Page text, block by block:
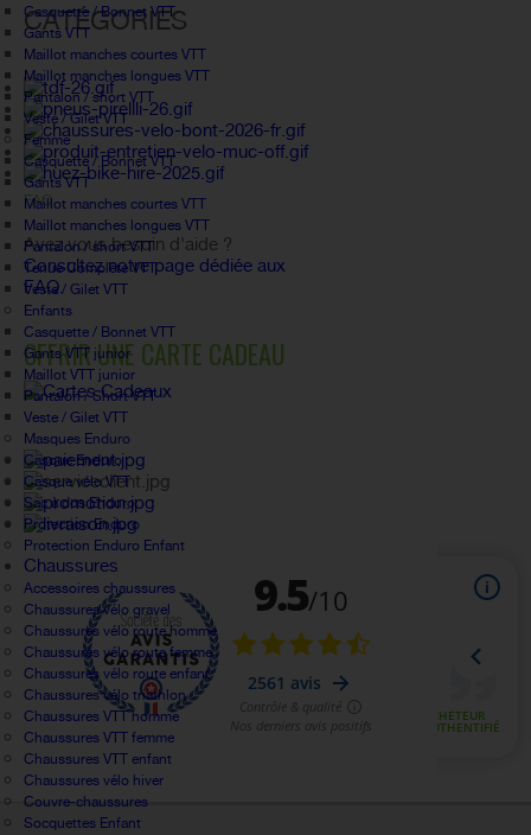
Casquette / Bonnet VTT
Gants VTT
Maillot manches courtes VTT
Maillot manches longues VTT
Pantalon / short VTT
Veste / Gilet VTT
Femme
Casquette / Bonnet VTT
Gants VTT
Maillot manches courtes VTT
Maillot manches longues VTT
Pantalon / short VTT
Tenue Complète VTT
Veste / Gilet VTT
Enfants
Casquette / Bonnet VTT
Gants VTT junior
Maillot VTT junior
Pantalon / Short VTT
Veste / Gilet VTT
Masques Enduro
Casque Enduro
Casque vélo VTT
Sac à dos Enduro
Protection Enduro
Protection Enduro Enfant
Chaussures
Accessoires chaussures
Chaussures vélo gravel
Chaussures vélo route homme
Chaussures vélo route femme
Chaussures vélo route enfant
Chaussures vélo triathlon
Chaussures VTT homme
Chaussures VTT femme
Chaussures VTT enfant
Chaussures vélo hiver
Couvre-chaussures
Socquettes Enfant
CATÉGORIES
FAQ
Avez vous besoin d'aide ?
Consultez notre page dédiée aux
FAQ.
OFFRIR UNE CARTE CADEAU